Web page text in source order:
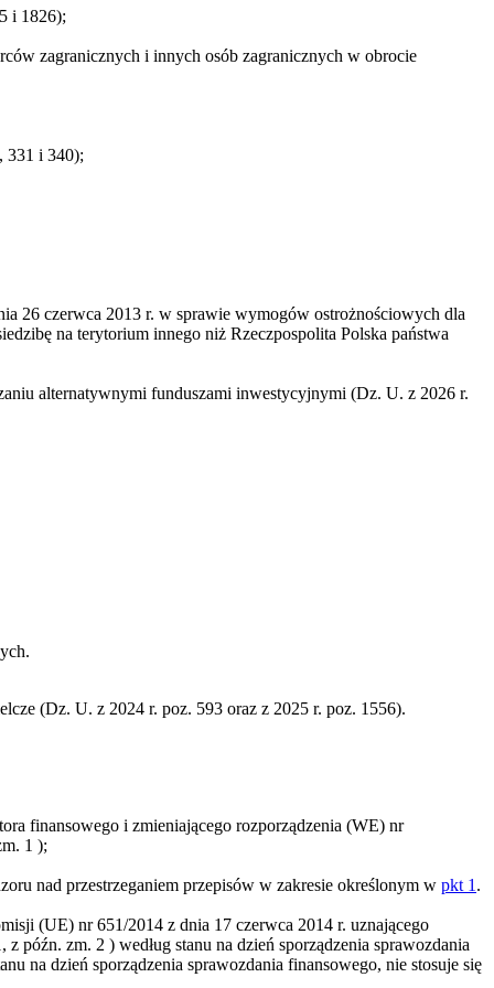
i 1826);
zagranicznych i innych osób zagranicznych w obrocie
331 i 340);
26 czerwca 2013 r. w sprawie wymogów ostrożnościowych dla
na terytorium innego niż Rzeczpospolita Polska państwa
alternatywnymi funduszami inwestycyjnymi (Dz. U. z 2026 r.
(Dz. U. z 2024 r. poz. 593 oraz z 2025 r. poz. 1556).
finansowego i zmieniającego rozporządzenia (WE) nr
1 );
nad przestrzeganiem przepisów w zakresie określonym w pkt 1 .
(UE) nr 651/2014 z dnia 17 czerwca 2014 r. uznającego
z późn. zm. 2 ) według stanu na dzień sporządzenia sprawozdania
na dzień sporządzenia sprawozdania finansowego, nie stosuje się